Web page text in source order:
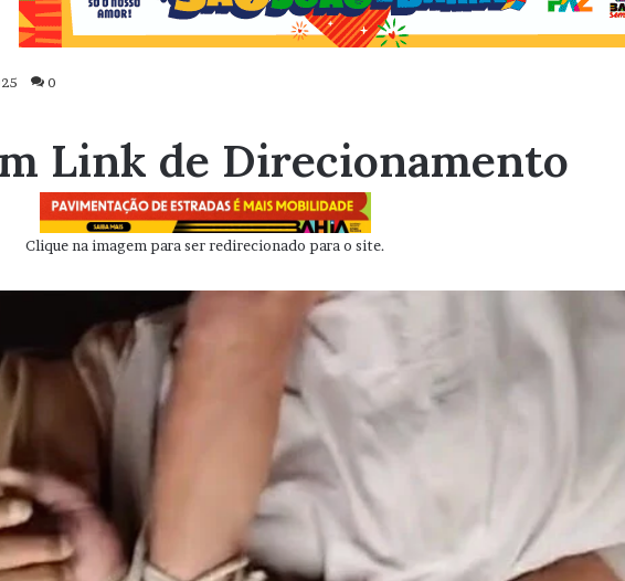
0
Link de Direcionamento
Clique na imagem para ser redirecionado para o site.